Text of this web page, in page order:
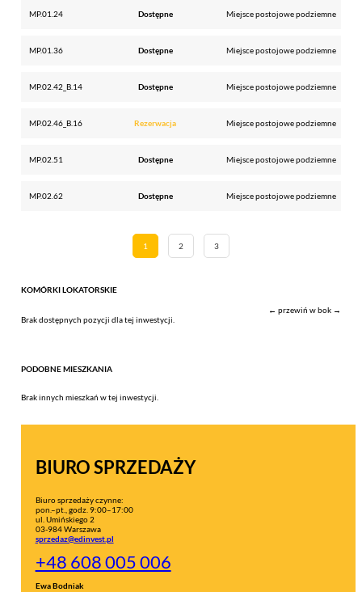
MP.01.24 Dostępne Miejsce postojowe podziemne
MP.01.36 Dostępne Miejsce postojowe podziemne
MP.02.42_B.14 Dostępne Miejsce postojowe podziemne
MP.02.46_B.16 Rezerwacja Miejsce postojowe podziemne
MP.02.51 Dostępne Miejsce postojowe podziemne
MP.02.62 Dostępne Miejsce postojowe podziemne
1 2 3
KOMÓRKI LOKATORSKIE
← przewiń w bok →
Brak dostępnych pozycji dla tej inwestycji.
PODOBNE MIESZKANIA
Brak innych mieszkań w tej inwestycji.
BIURO SPRZEDAŻY
Biuro sprzedaży czynne:
pon.–pt., godz. 9:00–17:00
ul. Umińskiego 2
03-984 Warszawa
sprzedaz@edinvest.pl
+48 608 005 006
Ewa Bodniak